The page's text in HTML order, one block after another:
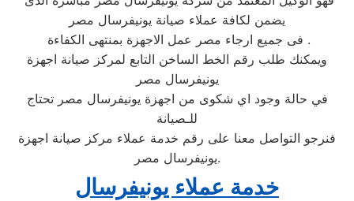
يضمن لكافة عملاء صيانة يونيفرسال مصر
فى جميع ارجاء مصر عمل الاجهزة بمنتهى الكفاءة .
ويمكنك طلب رقم الخط الساخن التابع لمركز صيانة اجهزة
يونيفرسال مصر
في حالة وجود اي شكوى من اجهزة يونيفرسال مصر تحتاج
للـصيانة
فنرجو التواصل معنا على رقم خدمة عملاء مركز صيانة اجهزة
يونيفرسال مصر.
خدمة عملاء يونيفرسال